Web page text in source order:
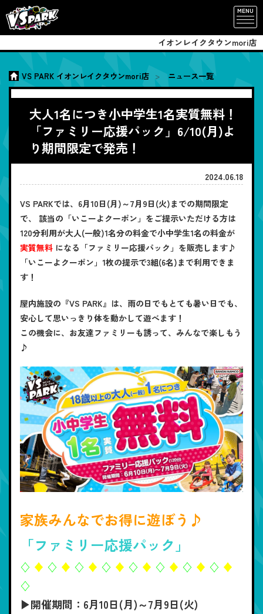
MENU
イオンレイクタウンmori店
VS PARK イオンレイクタウンmori店 ニュース一覧
大人1名につき小中学生1名実質無料！
「ファミリー応援パック」6/10(月)よ
り期間限定で発売！
2024.06.18
VS PARKでは、6月10日(月)～7月9日(火)までの期間限定
で、 該当の「いこーよクーポン」をご提示いただける方は
120分利用が大人(一般)1名分の料金で小中学生1名の料金が
実質無料 になる「ファミリー応援パック」を販売します♪
「いこーよクーポン」1枚の提示で3組(6名)まで利用できま
す！
屋内施設の『VS PARK』は、雨の日でもとても暑い日でも、
安心して思いっきり体を動かして遊べます！
この機会に、お友達ファミリーも誘って、みんなで楽しもう
♪
家族みんなでお得に遊ぼう♪
「ファミリー応援パック」
♢ ♦︎ ♢ ♦︎ ♢ ♦︎ ♢ ♦︎ ♢ ♦︎ ♢ ♦︎ ♢ ♦︎ ♢ ♦︎
♢
▶開催期間：6月10日(月)～7月9日(火)